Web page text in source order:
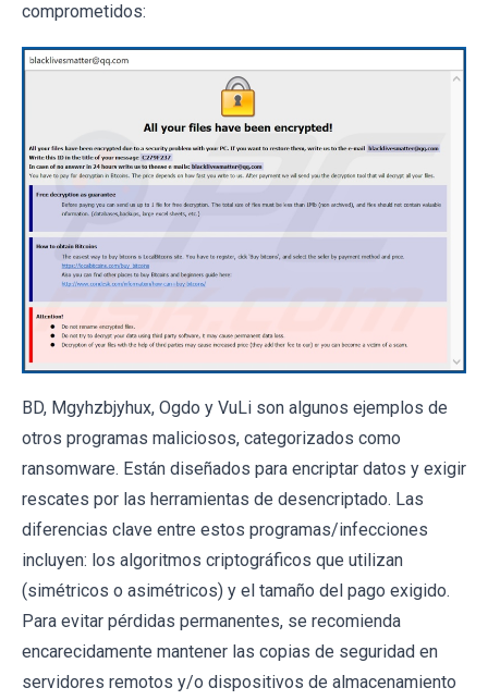
comprometidos:
BD, Mgyhzbjyhux, Ogdo y VuLi son algunos ejemplos de
otros programas maliciosos, categorizados como
ransomware. Están diseñados para encriptar datos y exigir
rescates por las herramientas de desencriptado. Las
diferencias clave entre estos programas/infecciones
incluyen: los algoritmos criptográficos que utilizan
(simétricos o asimétricos) y el tamaño del pago exigido.
Para evitar pérdidas permanentes, se recomienda
encarecidamente mantener las copias de seguridad en
servidores remotos y/o dispositivos de almacenamiento